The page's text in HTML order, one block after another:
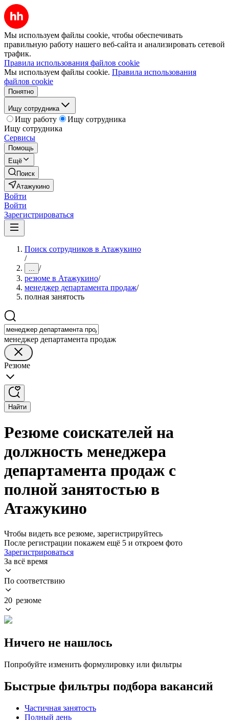
Мы используем файлы cookie, чтобы обеспечивать
правильную работу нашего веб-сайта и анализировать сетевой
трафик.
Правила использования файлов cookie
Мы используем файлы cookie. Правила использования
файлов cookie
Понятно
Ищу сотрудника
Ищу работу
Ищу сотрудника
Ищу сотрудника
Сервисы
Помощь
Ещё
Поиск
Атажукино
Войти
Войти
Зарегистрироваться
Поиск сотрудников в Атажукино
/
... /
резюме в Атажукино/
менеджер департамента продаж/
полная занятость
менеджер департамента продаж
Резюме
Найти
Резюме соискателей на
должность менеджера
департамента продаж с
полной занятостью в
Атажукино
Чтобы видеть все резюме, зарегистрируйтесь
После регистрации покажем ещё 5 и откроем фото
Зарегистрироваться
За всё время
По соответствию
20 резюме
Ничего не нашлось
Попробуйте изменить формулировку или фильтры
Быстрые фильтры подбора вакансий
Частичная занятость
Полный день